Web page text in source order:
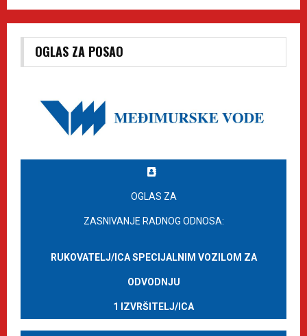
OGLAS ZA POSAO
OGLAS ZA
ZASNIVANJE RADNOG ODNOSA:
RUKOVATELJ/ICA SPECIJALNIM VOZILOM ZA
ODVODNJU
1 IZVRŠITELJ/ICA